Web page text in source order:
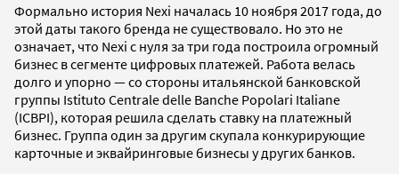
Формально история Nexi началась 10 ноября 2017 года, до
этой даты такого бренда не существовало. Но это не
означает, что Nexi с нуля за три года построила огромный
бизнес в сегменте цифровых платежей. Работа велась
долго и упорно — со стороны итальянской банковской
группы Istituto Centrale delle Banche Popolari Italiane
(ICBPI), которая решила сделать ставку на платежный
бизнес. Группа один за другим скупала конкурирующие
карточные и эквайринговые бизнесы у других банков.